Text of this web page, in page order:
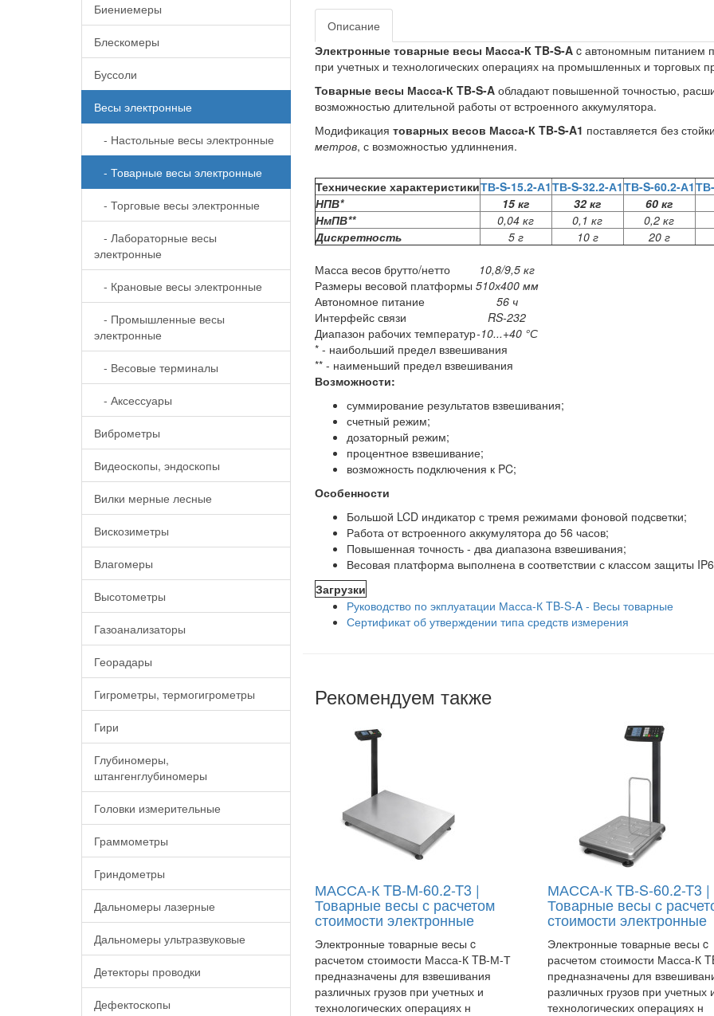
Биениемеры
Блескомеры
Буссоли
Весы электронные
- Настольные весы электронные
- Товарные весы электронные
- Торговые весы электронные
- Лабораторные весы
электронные
- Крановые весы электронные
- Промышленные весы
электронные
- Весовые терминалы
- Аксессуары
Виброметры
Видеоскопы, эндоскопы
Вилки мерные лесные
Вискозиметры
Влагомеры
Высотометры
Газоанализаторы
Георадары
Гигрометры, термогигрометры
Гири
Глубиномеры,
штангенглубиномеры
Головки измерительные
Граммометры
Гриндометры
Дальномеры лазерные
Дальномеры ультразвуковые
Детекторы проводки
Дефектоскопы
Описание
Электронные товарные весы Масса-К TB-S-Ac автономным питанием
при учетных и технологических операциях на промышленных и торговых
Товарные весы Масса-К TB-S-Aобладают повышенной точностью,
возможностью длительной работы от встроенного аккумулятора.
Модификация товарных весов Масса-К TB-S-A1 поставляется без
метров, с возможностью удлиннения.
Технические характеристикиТВ-S-15.2-А1ТВ-S-32.2-А1ТВ-S-60.2-А1
НПВ*
15 кг 32 кг
60 кг
НмПВ**
0,04 кг 0,1 кг
0,2 кг
Дискретность
5 г 10 г 20 г
Масса весов брутто/нетто
10,8/9,5 кг
Размеры весовой платформы 510х400 мм
Автономное питание
56 ч
Интерфейс связи
RS-232
Диапазон рабочих температур-10...+40 °С
* - наибольший предел взвешивания
** - наименьший предел взвешивания
Возможности:
суммирование результатов взвешивания;
счетный режим;
дозаторный режим;
процентное взвешивание;
возможность подключения к PC;
Особенности
Большой LCD индикатор с тремя режимами фоновой подсветки;
Работа от встроенного аккумулятора до 56 часов;
Повышенная точность - два диапазона взвешивания;
Весовая платформа выполнена в соответствии с классом защиты
Загрузки
Руководство по экплуатации Масса-К TB-S-A - Весы товарные
Сертификат об утверждении типа средств измерения
Рекомендуем также
МАССА-К TB-M-60.2-T3 |
Товарные весы с расчетом
стоимости электронные
Электронные товарные весы c
расчетом стоимости Масса-К TB-М-Т
предназначены для взвешивания
различных грузов при учетных и
технологических операциях н
МАССА-К TB-S-60.2-T3 |
Товарные весы с
стоимости электронные
Электронные товарные весы c
расчетом стоимости Масса-К
предназначены для
различных грузов при учетных
технологических операциях н